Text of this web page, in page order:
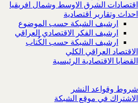
اقتصادات الشرق الاوسط وشمال افريقيا
احداث وتقارير اقتصادية
ارشيف الشبكة حسب الموضوع
ارشيف الفكر الاقتصادي العراقي
ارشيف الشبكة حسب الكُتاب
الاقتصاد العراقي الكلي
القضايا الاقتصادية الرئيسية
شروط وقواعد النشر
الاشتراك في موقع الشبكة